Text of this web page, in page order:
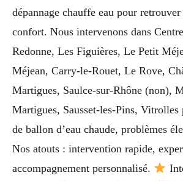
dépannage chauffe eau pour
confort. Nous intervenons dans
Redonne, Les Figuières, Le Petit
Méjean, Carry-le-Rouet, Le Rove,
Martigues, Saulce-sur-Rhône (non),
Martigues, Sausset-les-Pins, Vitrolles
de ballon d’eau chaude, problèmes
Nos atouts : intervention rapide,
accompagnement personnalisé.